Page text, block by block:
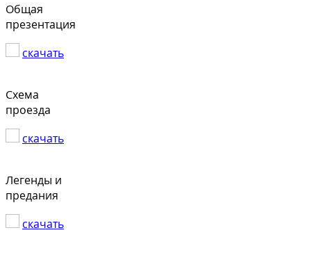
Общая
презентация
скачать
Схема
проезда
скачать
Легенды и
предания
скачать